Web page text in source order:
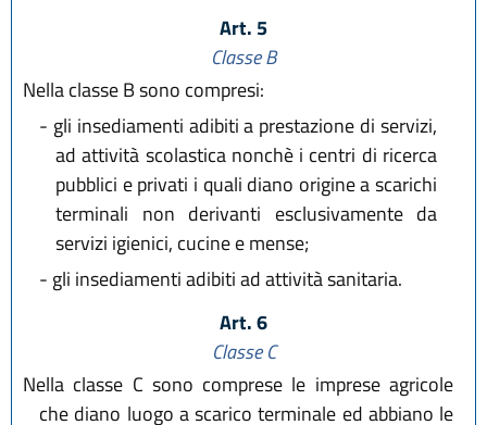
Art. 5
Classe B
Nella classe B sono compresi:
- gli insediamenti adibiti a prestazione di servizi,
ad attività scolastica nonchè i centri di ricerca
pubblici e privati i quali diano origine a scarichi
terminali non derivanti esclusivamente da
servizi igienici, cucine e mense;
- gli insediamenti adibiti ad attività sanitaria.
Art. 6
Classe C
Nella classe C sono comprese le imprese agricole
che diano luogo a scarico terminale ed abbiano le